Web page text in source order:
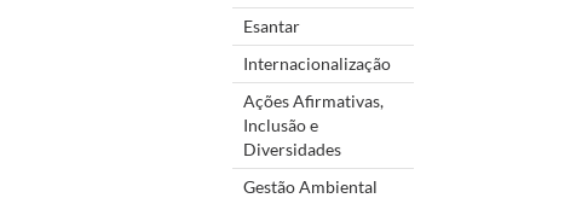
Esantar
Internacionalização
Ações Afirmativas,
Inclusão e
Diversidades
Gestão Ambiental